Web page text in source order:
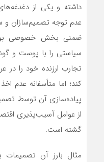
داشته و یکی از
عدم توجه تصمیم‌سازان و
ضمنی بخش خصوصی
سیاستی را با پوست و
تجارب ارزنده خود را در
کند؛ اما متأسفانه عدم
پیاده‌سازی آن توسط
از عوامل آسیب‌پذیری
گشته است.
مثال بارز آن